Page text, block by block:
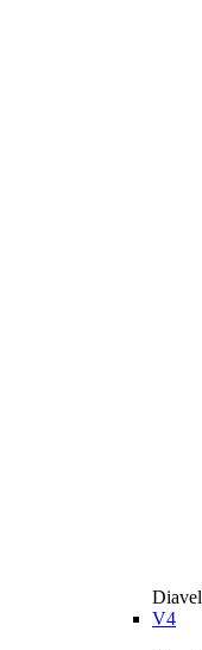
Diavel
V4